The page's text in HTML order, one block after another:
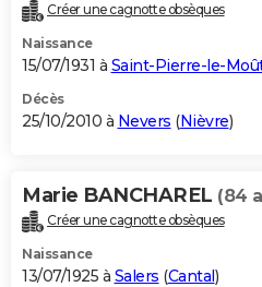
Créer une cagnotte obsèques
Naissance
15/07/1931 à Saint-Pierre-le-
Décès
25/10/2010 à Nevers (Nièvre)
Marie BANCHAREL (84
Créer une cagnotte obsèques
Naissance
13/07/1925 à Salers (Cantal)